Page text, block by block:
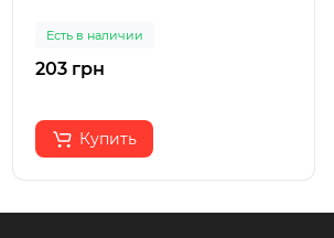
Есть в наличии
203 грн
Купить